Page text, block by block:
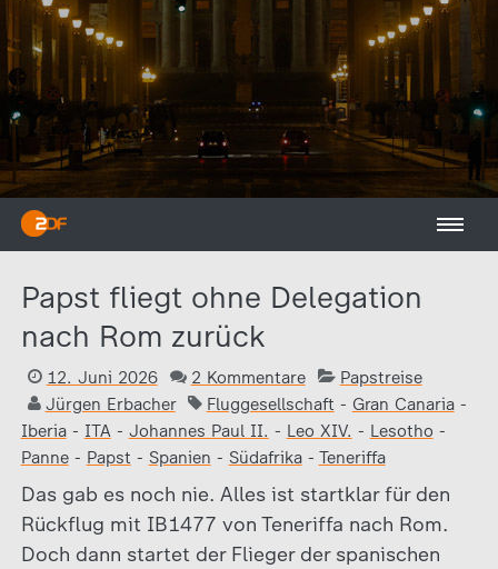
Papst fliegt ohne Delegation
nach Rom zurück
12. Juni 2026 2 Kommentare
Papstreise
Jürgen Erbacher
Fluggesellschaft - Gran Canaria-
Iberia- ITA- Johannes Paul II. - Leo XIV. - Lesotho -
Panne- Papst - Spanien - Südafrika- Teneriffa
Das gab es noch nie. Alles ist startklar für den
Rückflug mit IB1477 von Teneriffa nach Rom.
Doch dann startet der Flieger der spanischen